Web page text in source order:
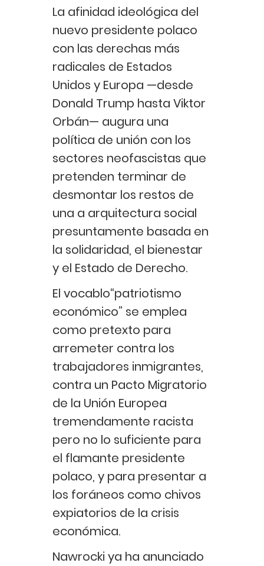
La afinidad ideológica del
nuevo presidente polaco
con las derechas más
radicales de Estados
Unidos y Europa —desde
Donald Trump hasta Viktor
Orbán— augura una
política de unión con los
sectores neofascistas que
pretenden terminar de
desmontar los restos de
una a arquitectura social
presuntamente basada en
la solidaridad, el bienestar
y el Estado de Derecho.
El vocablo“patriotismo
económico” se emplea
como pretexto para
arremeter contra los
trabajadores inmigrantes,
contra un Pacto Migratorio
de la Unión Europea
tremendamente racista
pero no lo suficiente para
el flamante presidente
polaco, y para presentar a
los foráneos como chivos
expiatorios de la crisis
económica.
Nawrocki ya ha anunciado